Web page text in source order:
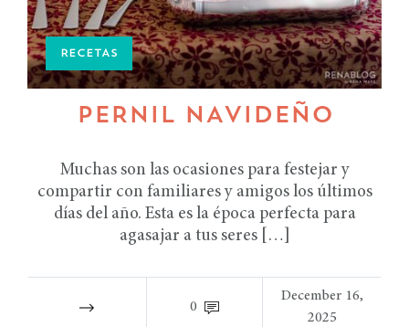
RECETAS
PERNIL NAVIDEÑO
Muchas son las ocasiones para festejar y
compartir con familiares y amigos los últimos
días del año. Esta es la época perfecta para
agasajar a tus seres […]
0
December 16,
2025